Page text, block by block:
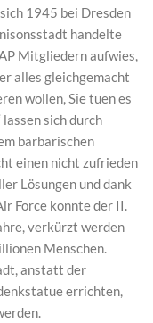
1945 bei Dresden
handelte
Mitgliedern aufwies,
alles gleichgemacht
wollen, Sie tuen es
sich durch
barbarischen
einen nicht zufrieden
Lösungen und dank
Force konnte der II.
verkürzt werden
Menschen.
anstatt der
errichten,